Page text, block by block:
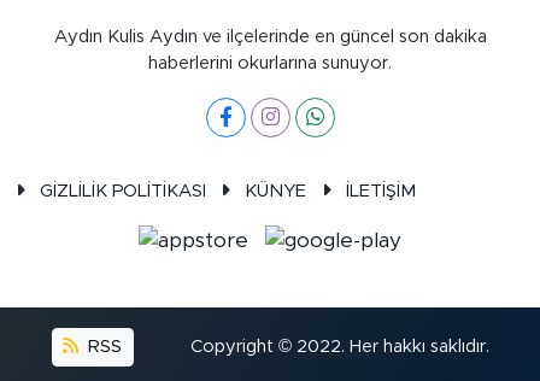
Aydın Kulis Aydın ve ilçelerinde en güncel son dakika
haberlerini okurlarına sunuyor.
GİZLİLİK POLİTİKASI KÜNYE İLETİŞİM
RSS Copyright © 2022. Her hakkı saklıdır.